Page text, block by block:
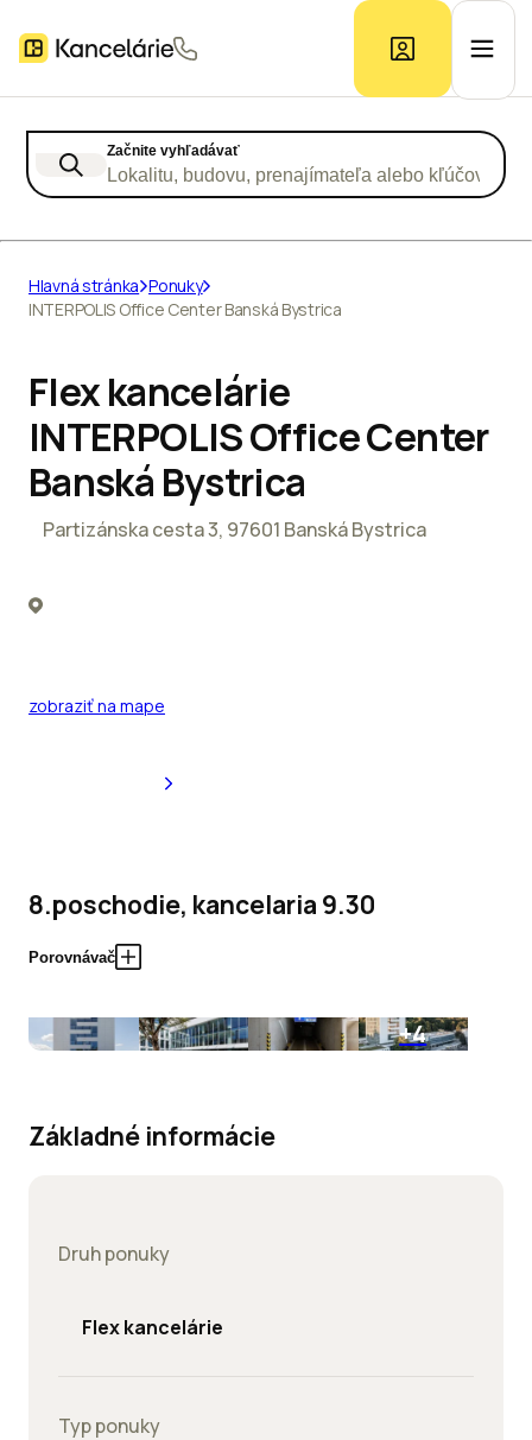
Prieskum trhu
Inzerát
Začnite vyhľadávať
Lokalitu, budovu, prenajímateľa alebo kľúčové
Hlavná stránka Ponuky
INTERPOLIS Office Center Banská Bystrica
Flex kancelárie
INTERPOLIS Office Center
Banská Bystrica
Partizánska cesta 3, 97601 Banská Bystrica
zobraziť na mape
8.poschodie, kancelaria 9.30
Porovnávač
+4
Základné informácie
Druh ponuky
Flex kancelárie
Typ ponuky